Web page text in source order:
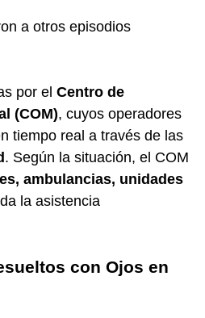
a otros episodios
por el Centro de
(COM), cuyos operadores
tiempo real a través de las
. Según la situación, el COM
ambulancias, unidades
la asistencia
con Ojos en